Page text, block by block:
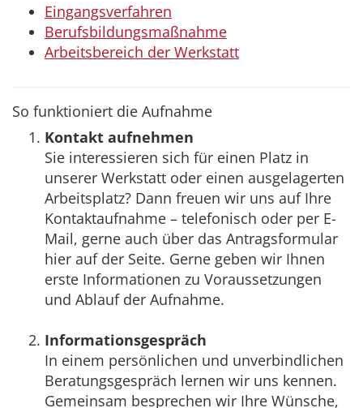
Eingangsverfahren
Berufsbildungsmaßnahme
Arbeitsbereich der Werkstatt
So funktioniert die Aufnahme
Kontakt aufnehmen
Sie interessieren sich für einen Platz in
unserer Werkstatt oder einen ausgelagerten
Arbeitsplatz? Dann freuen wir uns auf Ihre
Kontaktaufnahme – telefonisch oder per E-
Mail, gerne auch über das Antragsformular
hier auf der Seite. Gerne geben wir Ihnen
erste Informationen zu Voraussetzungen
und Ablauf der Aufnahme.
Informationsgespräch
In einem persönlichen und unverbindlichen
Beratungsgespräch lernen wir uns kennen.
Gemeinsam besprechen wir Ihre Wünsche,